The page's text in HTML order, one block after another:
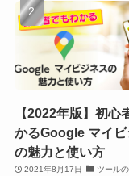
【2022年版】初心
かるGoogle マイビ
の魅力と使い方
2021年8月17日 ツール